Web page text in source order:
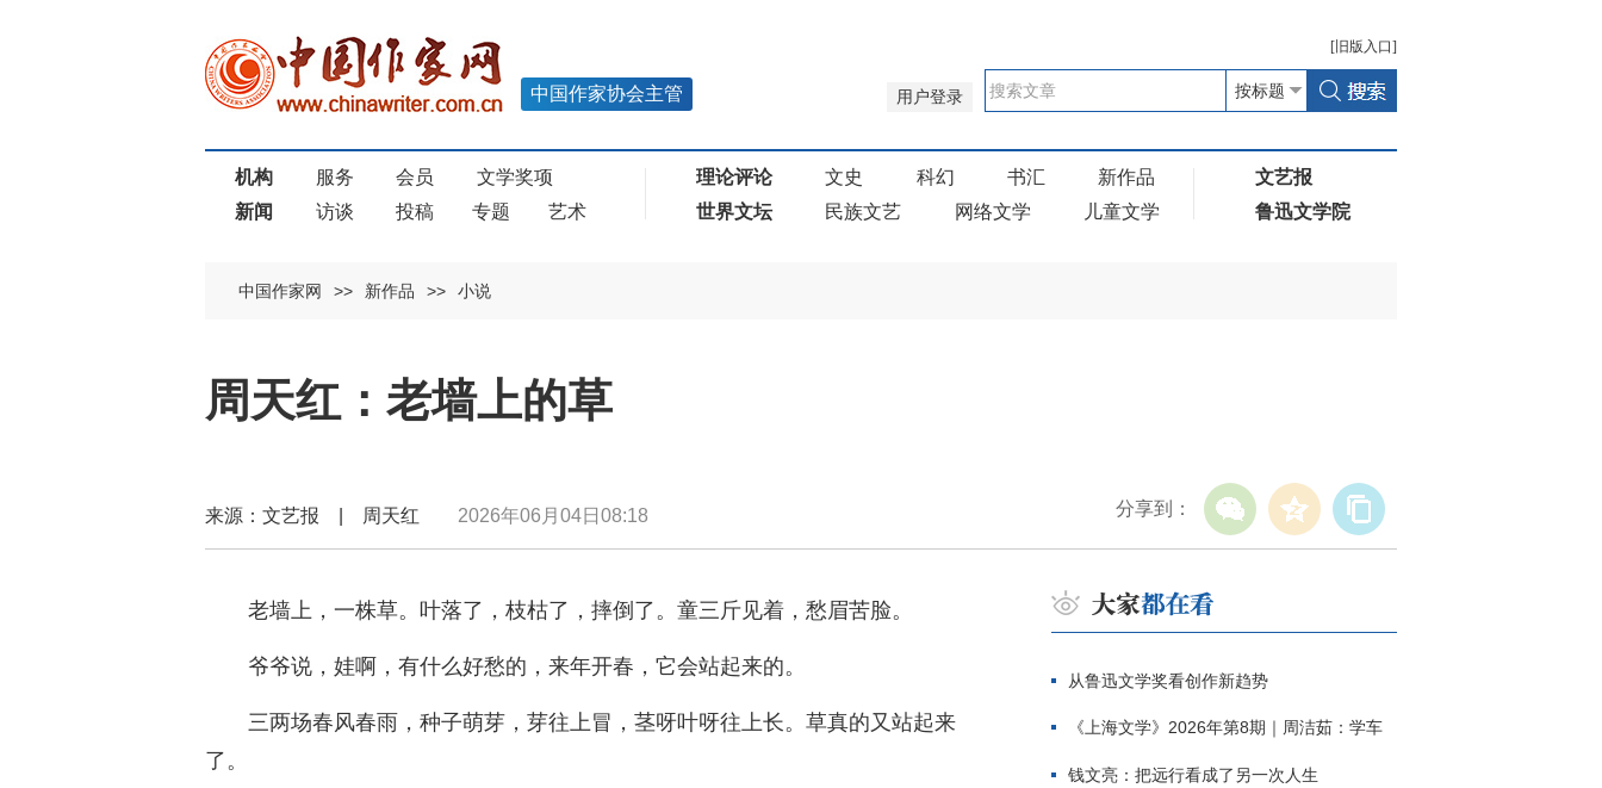
[ 旧版 入口]
用户登录
中国作家协会主管
机构 服务 会员
文学奖项
新闻
访谈 投稿 专题 艺术
理论评论 文史 科幻 书汇
新作品
世界文坛
民族文艺 网络文学 儿童文学
文艺报
鲁迅文学院
中国作家网 >> 新作品 >> 小说
周天红：老墙上的草
分享到：
来源：文艺报 | 周天红 2026年06月04日08:18
老墙上，一株草。叶落了，枝枯了，摔倒了。童三斤见着，愁眉苦脸。
爷爷说，娃啊，有什么好愁的，来年开春，它会站起来的。
三两场春风春雨，种子萌芽，芽往上冒，茎呀叶呀往上长。草真的又站起来
了。
从鲁迅文学奖看创作新趋势
《上海文学》2026年第8期｜周洁茹：学车
钱文亮：把远行看成了另一次人生